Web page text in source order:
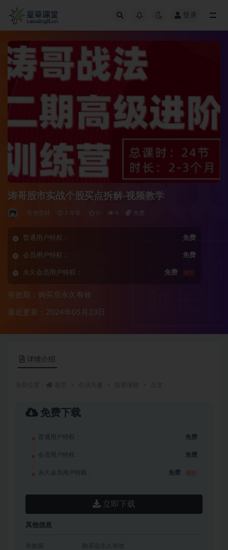
登录
涛哥股市实战个股买点拆解-视频教学
投资理财 2 年前 0 4 免费
普通用户特权： 免费
会员用户特权： 免费
永久会员用户特权： 免费 推荐
有效期：购买后永久有效
最近更新：2024年05月23日
详情介绍
免费下载
普通用户特权： 免费
会员用户特权： 免费
永久会员用户特权： 免费
立即下载
其他信息
有效期 购买后永久有效